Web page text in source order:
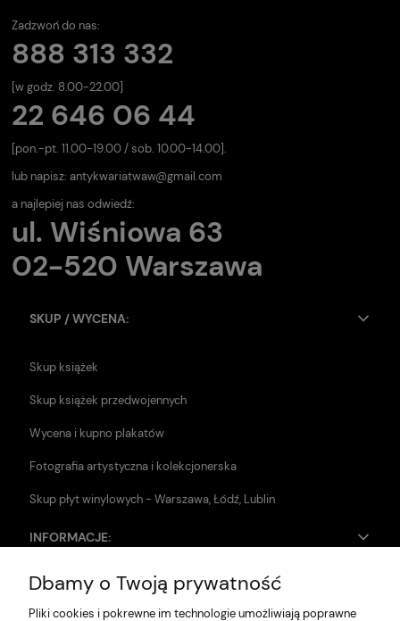
Zadzwoń do nas:
888 313 332
[w godz. 8.00-22.00]
22 646 06 44
[pon.-pt. 11.00-19.00 / sob. 10.00-14.00].
lub napisz: antykwariatwaw@gmail.com
a najlepiej nas odwiedź:
ul. Wiśniowa 63
02-520 Warszawa
SKUP / WYCENA:
Skup książek
Skup książek przedwojennych
Wycena i kupno plakatów
Fotografia artystyczna i kolekcjonerska
Skup płyt winylowych - Warszawa, Łódź, Lublin
INFORMACJE:
Zwroty i reklamacje
Dbamy o Twoją prywatność
Pliki cookies i pokrewne im technologie umożliwiają poprawne